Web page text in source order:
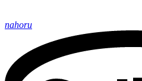
nahoru